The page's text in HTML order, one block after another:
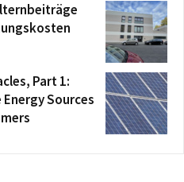
Part 1:
Sources